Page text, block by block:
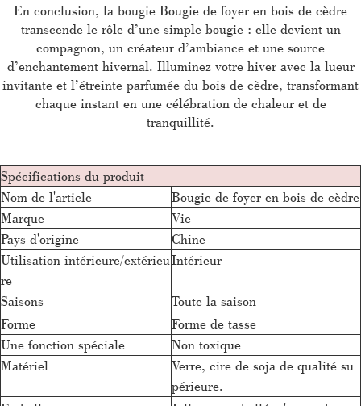
En conclusion, la bougie Bougie de foyer en bois de cèdre
transcende le rôle d’une simple bougie : elle devient un
compagnon, un créateur d’ambiance et une source
d’enchantement hivernal. Illuminez votre hiver avec la lueur
invitante et l’étreinte parfumée du bois de cèdre, transformant
chaque instant en une célébration de chaleur et de
tranquillité.
Spécifications du produit
Nom de l'article
Bougie de foyer en bois de cèdre
Marque
Vie
Pays d'origine
Chine
Utilisation intérieure/extérieu
re
Intérieur
Saisons
Toute la saison
Forme
Forme de tasse
Une fonction spéciale
Non toxique
Matériel
Verre, cire de soja de qualité su
périeure.